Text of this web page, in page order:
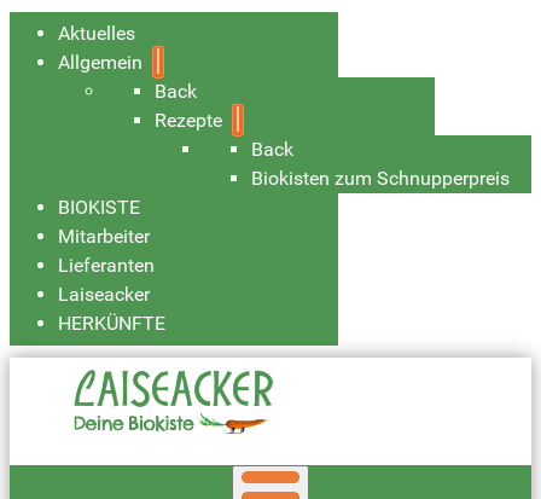
Aktuelles
Allgemein
Back
Rezepte
Back
Biokisten zum Schnupperpreis
BIOKISTE
Mitarbeiter
Lieferanten
Laiseacker
HERKÜNFTE